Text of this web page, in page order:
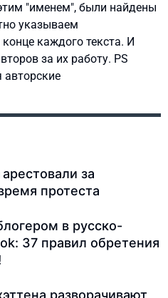
"именем", были найдены
указываем
каждого текста. И
за их работу. PS
за
протеста
в русско-
37 правил обретения
разворачивают